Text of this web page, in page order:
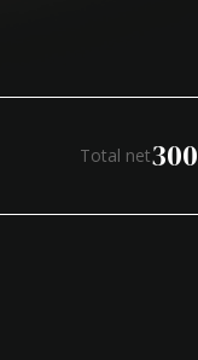
Total net